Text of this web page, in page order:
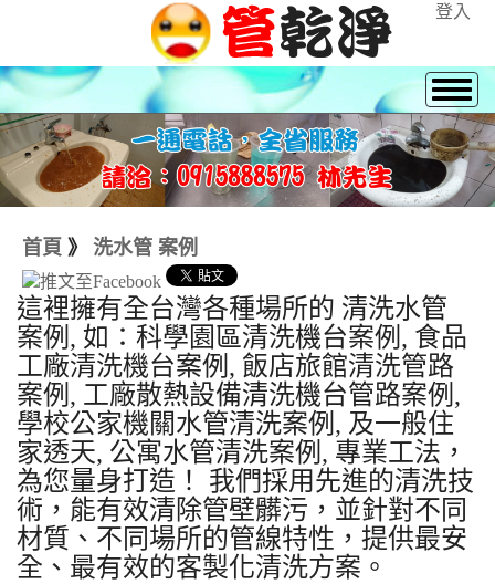
登入
首頁 》 洗水管 案例
這裡擁有全台灣各種場所的 清洗水管
案例, 如：科學園區清洗機台案例, 食品
工廠清洗機台案例, 飯店旅館清洗管路
案例, 工廠散熱設備清洗機台管路案例,
學校公家機關水管清洗案例, 及一般住
家透天, 公寓水管清洗案例, 專業工法，
為您量身打造！ 我們採用先進的清洗技
術，能有效清除管壁髒污，並針對不同
材質、不同場所的管線特性，提供最安
全、最有效的客製化清洗方案。